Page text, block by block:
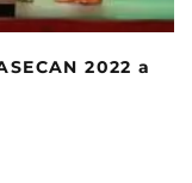
2022 a